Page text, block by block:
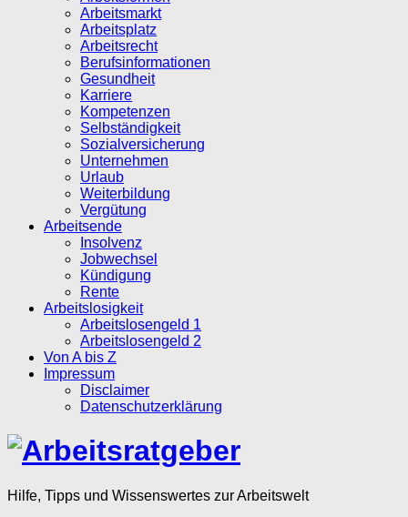
Arbeitsmarkt
Arbeitsplatz
Arbeitsrecht
Berufsinformationen
Gesundheit
Karriere
Kompetenzen
Selbständigkeit
Sozialversicherung
Unternehmen
Urlaub
Weiterbildung
Vergütung
Arbeitsende
Insolvenz
Jobwechsel
Kündigung
Rente
Arbeitslosigkeit
Arbeitslosengeld 1
Arbeitslosengeld 2
Von A bis Z
Impressum
Disclaimer
Datenschutzerklärung
Hilfe, Tipps und Wissenswertes zur Arbeitswelt